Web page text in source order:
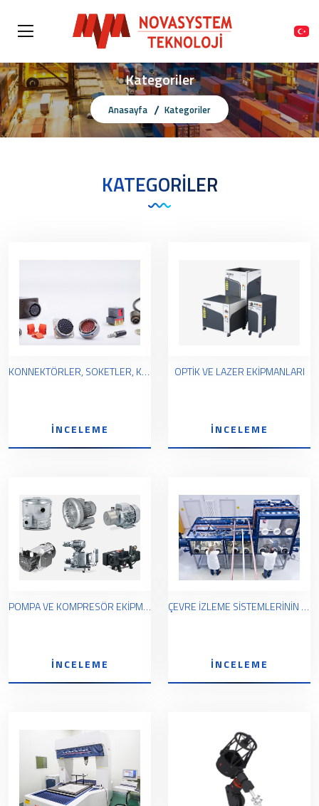
Kategoriler
Anasayfa Kategoriler
KATEGORILER
KONNEKTÖRLER, SOKETLER, KABLOLAR
İNCELEME
OPTİK VE LAZER EKİPMANLARI
İNCELEME
POMPA VE KOMPRESÖR EKİPMANLARI VE BAĞLANTI PARÇALARI
İNCELEME
ÇEVRE İZLEME SİSTEMLERİNİN EKİPMANLARI
İNCELEME